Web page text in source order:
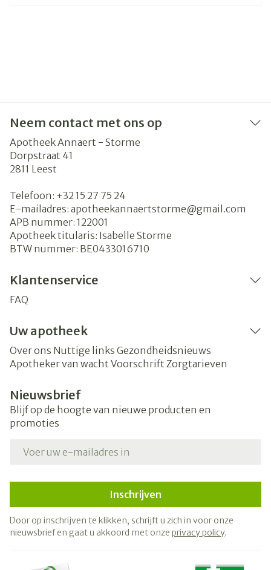
Neem contact met ons op
Apotheek Annaert - Storme
Dorpstraat 41
2811 Leest
Telefoon: +32 15 27 75 24
E-mailadres: apotheekannaertstorme@gmail.com
APB nummer: 122001
Apotheek titularis: Isabelle Storme
BTW nummer: BE0433016710
Klantenservice
FAQ
Uw apotheek
Over ons Nuttige links Gezondheidsnieuws
Apotheker van wacht Voorschrift Zorgtarieven
Nieuwsbrief
Blijf op de hoogte van nieuwe producten en
promoties
Inschrijven
Door op inschrijven te klikken, schrijft u zich in voor onze
nieuwsbrief en gaat u akkoord met onze privacy policy.